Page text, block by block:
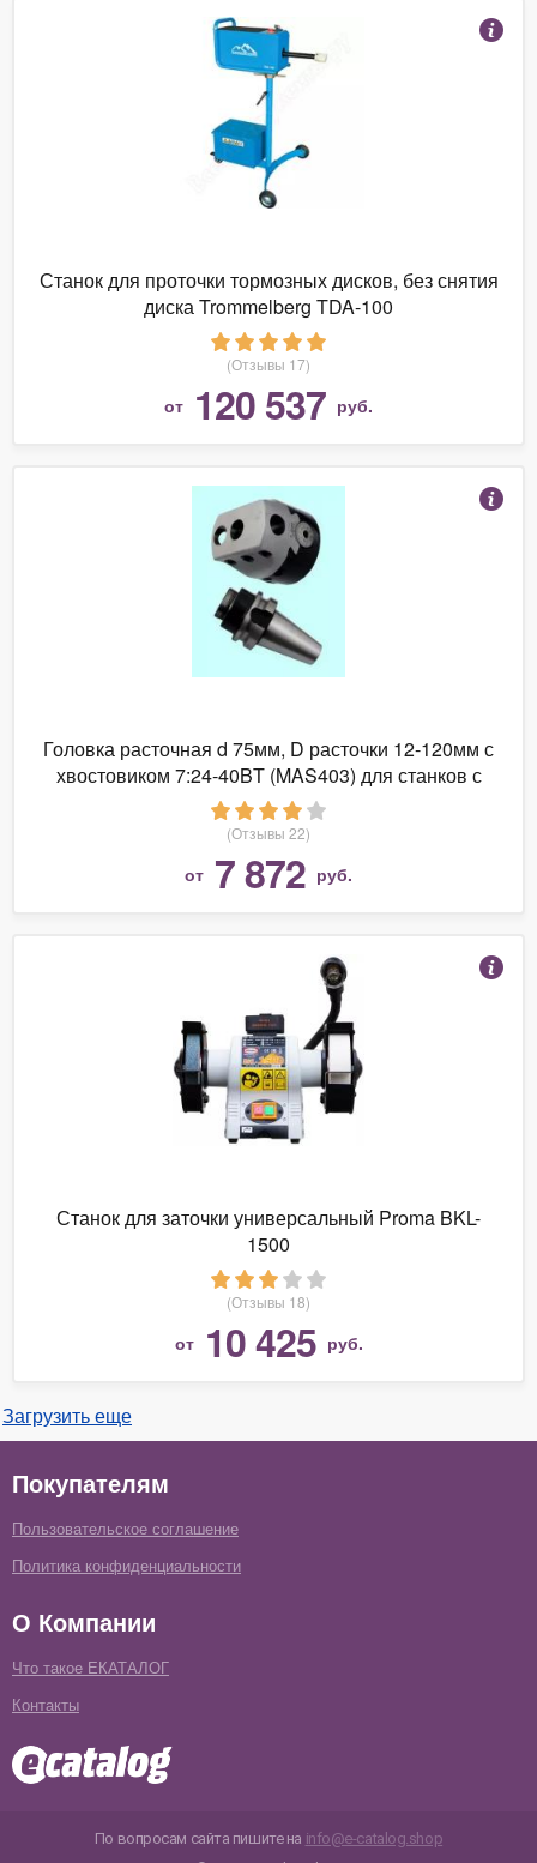
Станок для проточки тормозных дисков, без снятия
диска Trommelberg TDA-100
(Отзывы 17)
от 120 537 руб.
Головка расточная d 75мм, D расточки 12-120мм с
хвостовиком 7:24-40BT (MAS403) для станков с
ЧПУ \"CNIC\" (шт)
(Отзывы 22)
от 7 872 руб.
Станок для заточки универсальный Proma BKL-
1500
(Отзывы 18)
от 10 425 руб.
Загрузить еще
Покупателям
Пользовательское соглашение
Политика конфиденциальности
О Компании
Что такое ЕКАТАЛОГ
Контакты
По вопросам сайта пишите на info@e-catalog.shop